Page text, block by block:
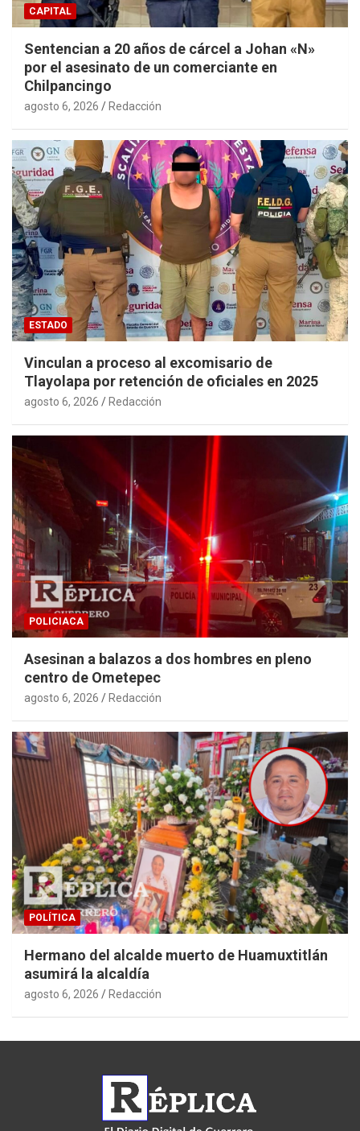
CAPITAL
Sentencian a 20 años de cárcel a Johan «N»
por el asesinato de un comerciante en
Chilpancingo
agosto 6, 2026 Redacción
ESTADO
Vinculan a proceso al excomisario de
Tlayolapa por retención de oficiales en 2025
agosto 6, 2026 Redacción
POLICIACA
Asesinan a balazos a dos hombres en pleno
centro de Ometepec
agosto 6, 2026 Redacción
POLÍTICA
Hermano del alcalde muerto de Huamuxtitlán
asumirá la alcaldía
agosto 6, 2026 Redacción